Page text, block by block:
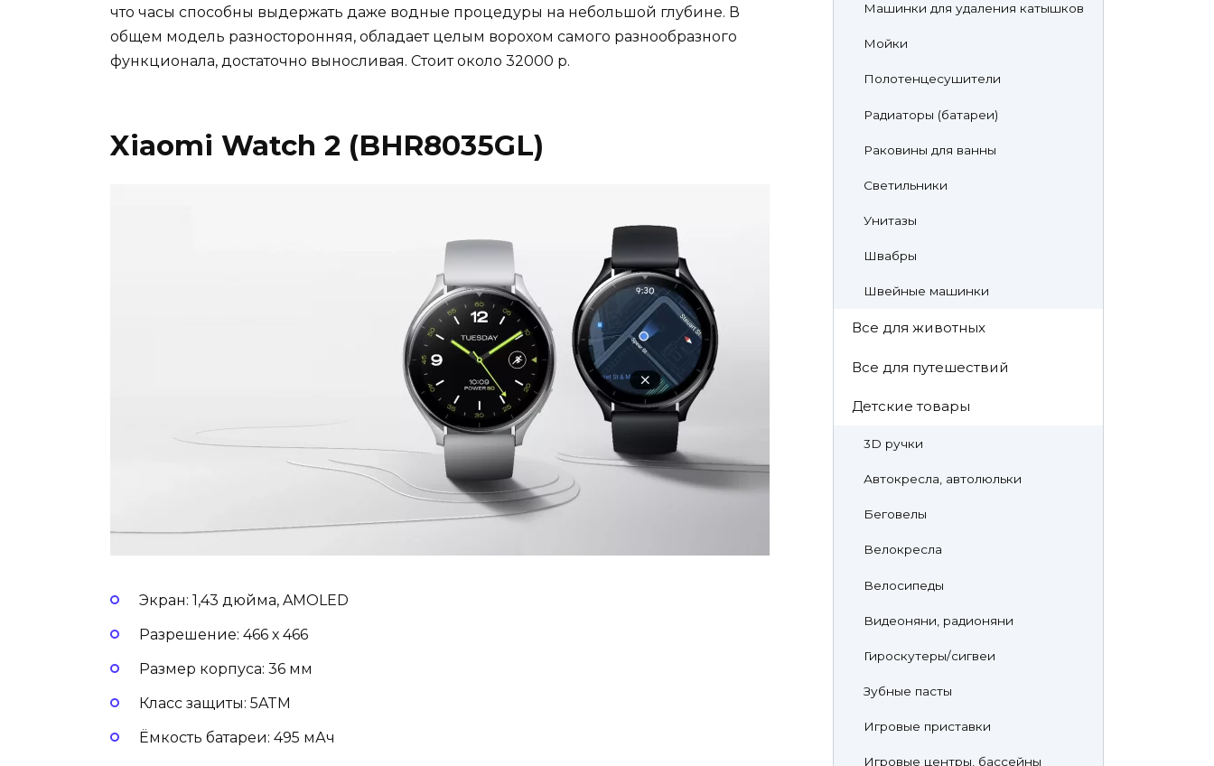
что часы способны выдержать даже водные процедуры на небольшой глубине. В
общем модель разносторонняя, обладает целым ворохом самого разнообразного
функционала, достаточно выносливая. Стоит около 32000 р.
Xiaomi Watch 2 (BHR8035GL)
Экран: 1,43 дюйма, AMOLED
Разрешение: 466 х 466
Размер корпуса: 36 мм
Класс защиты: 5ATM
Ёмкость батареи: 495 мАч
Машинки для удаления катышков
Мойки
Полотенцесушители
Радиаторы (батареи)
Раковины для ванны
Светильники
Унитазы
Швабры
Швейные машинки
Все для животных
Все для путешествий
Детские товары
3D ручки
Автокресла, автолюльки
Беговелы
Велокресла
Велосипеды
Видеоняни, радионяни
Гироскутеры/сигвеи
Зубные пасты
Игровые приставки
Игровые центры, бассейны